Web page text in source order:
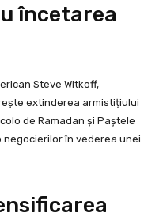
încetarea
Steve Witkoff,
extinderea armistițiului
de Ramadan și Paștele
în vederea unei